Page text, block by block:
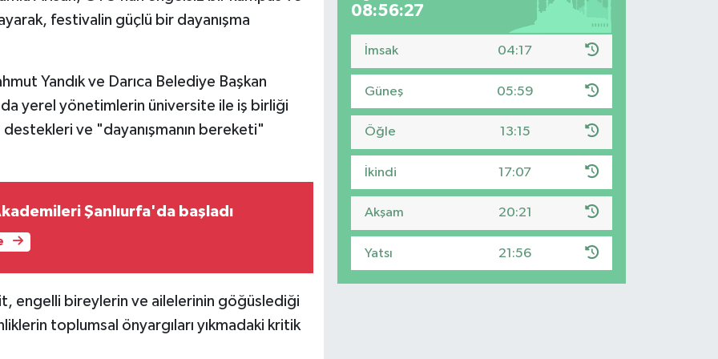
festivalin güçlü bir dayanışma
Yandık ve Darıca Belediye Başkan
yerel yönetimlerin üniversite ile iş birliği
ve "dayanışmanın bereketi"
Şanlıurfa'da başladı
engelli bireylerin ve ailelerinin göğüslediği
toplumsal önyargıları yıkmadaki kritik
08:56:26
İmsak 04:17
Güneş 05:59
Öğle 13:15
İkindi 17:07
Akşam 20:21
Yatsı 21:56